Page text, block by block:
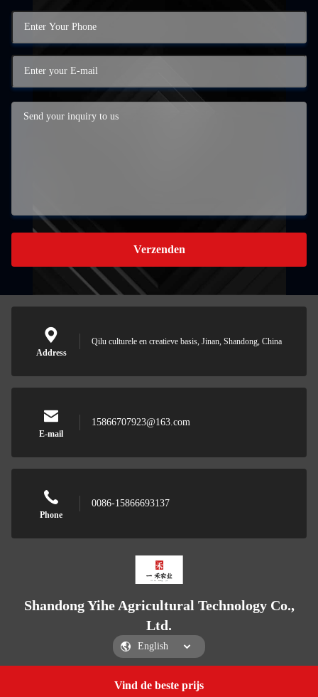
Vind de beste prijs
Verzenden
Address
Qilu culturele en creatieve basis, Jinan, Shandong, China
E-mail
15866707923@163.com
Phone
0086-15866693137
Shandong Yihe Agricultural Technology Co.,
Ltd.
Shandong Yihe Agricultural Technology Co., Ltd.
Get a Quote